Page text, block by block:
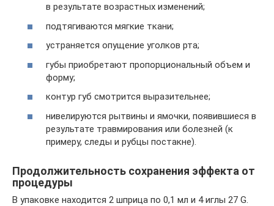
в результате возрастных изменений;
подтягиваются мягкие ткани;
устраняется опущение уголков рта;
губы приобретают пропорциональный объем и
форму;
контур губ смотрится выразительнее;
нивелируются рытвины и ямочки, появившиеся в
результате травмирования или болезней (к
примеру, следы и рубцы постакне).
Продолжительность сохранения эффекта от
процедуры
В упаковке находится 2 шприца по 0,1 мл и 4 иглы 27 G.